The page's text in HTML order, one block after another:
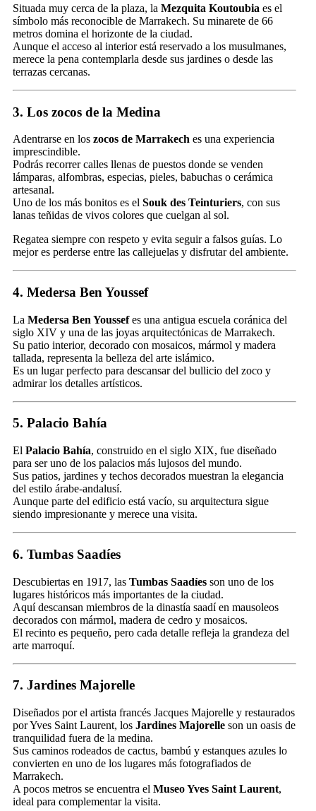
Situada muy cerca de la plaza, la Mezquita Koutoubia es el
símbolo más reconocible de Marrakech. Su minarete de 66
metros domina el horizonte de la ciudad.
Aunque el acceso al interior está reservado a los musulmanes,
merece la pena contemplarla desde sus jardines o desde las
terrazas cercanas.
3. Los zocos de la Medina
Adentrarse en los zocos de Marrakech es una experiencia
imprescindible.
Podrás recorrer calles llenas de puestos donde se venden
lámparas, alfombras, especias, pieles, babuchas o cerámica
artesanal.
Uno de los más bonitos es el Souk des Teinturiers, con sus
lanas teñidas de vivos colores que cuelgan al sol.
Regatea siempre con respeto y evita seguir a falsos guías. Lo
mejor es perderse entre las callejuelas y disfrutar del ambiente.
4. Medersa Ben Youssef
La Medersa Ben Youssefes una antigua escuela coránica del
siglo XIV y una de las joyas arquitectónicas de Marrakech.
Su patio interior, decorado con mosaicos, mármol y madera
tallada, representa la belleza del arte islámico.
Es un lugar perfecto para descansar del bullicio del zoco y
admirar los detalles artísticos.
5. Palacio Bahía
El Palacio Bahía, construido en el siglo XIX, fue diseñado
para ser uno de los palacios más lujosos del mundo.
Sus patios, jardines y techos decorados muestran la elegancia
del estilo árabe-andalusí.
Aunque parte del edificio está vacío, su arquitectura sigue
siendo impresionante y merece una visita.
6. Tumbas Saadíes
Descubiertas en 1917, las Tumbas Saadíes son uno de los
lugares históricos más importantes de la ciudad.
Aquí descansan miembros de la dinastía saadí en mausoleos
decorados con mármol, madera de cedro y mosaicos.
El recinto es pequeño, pero cada detalle refleja la grandeza del
arte marroquí.
7. Jardines Majorelle
Diseñados por el artista francés Jacques Majorelle y restaurados
por Yves Saint Laurent, los Jardines Majorelle son un oasis de
tranquilidad fuera de la medina.
Sus caminos rodeados de cactus, bambú y estanques azules lo
convierten en uno de los lugares más fotografiados de
Marrakech.
A pocos metros se encuentra el Museo Yves Saint Laurent,
ideal para complementar la visita.